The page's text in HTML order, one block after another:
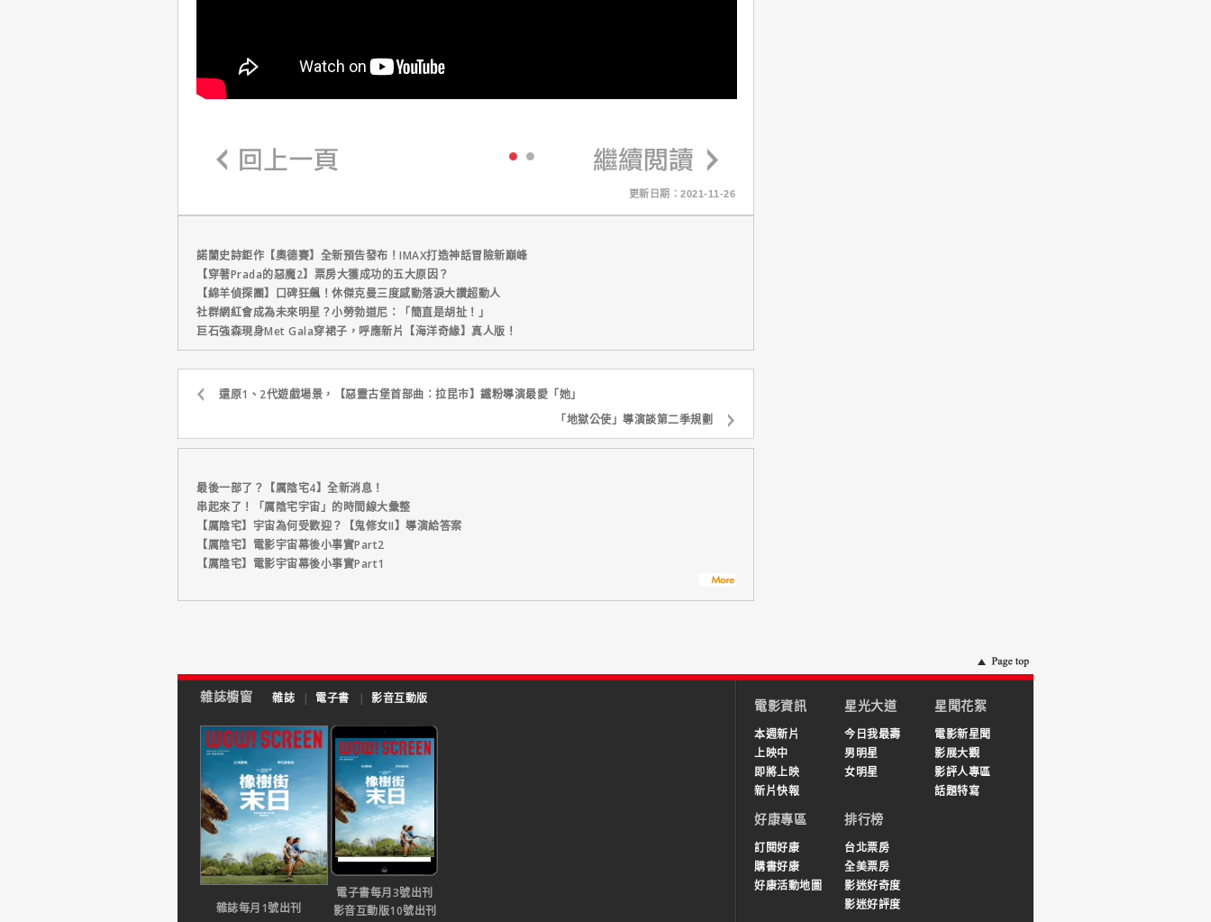
更新日期：2021-11-26
諾蘭史詩鉅作【奧德賽】全新預告發布！IMAX打造神話冒險新巔峰
【穿著Prada的惡魔2】票房大獲成功的五大原因？
【綿羊偵探團】口碑狂飆！休傑克曼三度感動落淚大讚超動人
社群網紅會成為未來明星？小勞勃道尼：「簡直是胡扯！」
巨石強森現身Met Gala穿裙子，呼應新片【海洋奇緣】真人版！
還原1、2代遊戲場景，【惡靈古堡首部曲：拉昆市】鐵粉導演最愛「她」
「地獄公使」導演談第二季規劃
最後一部了？【厲陰宅4】全新消息！
串起來了！「厲陰宅宇宙」的時間線大彙整
【厲陰宅】宇宙為何受歡迎？【鬼修女II】導演給答案
【厲陰宅】電影宇宙幕後小事實Part2
【厲陰宅】電影宇宙幕後小事實Part1
雜誌櫥窗 雜誌 | 電子書 | 影音互動版
雜誌每月1號出刊
電子書每月3號出刊
影音互動版10號出刊
電影資訊
本週新片
上映中
即將上映
新片快報
星光大道
今日我最壽
男明星
女明星
星聞花絮
電影新星聞
影展大觀
影評人專區
話題特寫
好康專區
訂閱好康
購書好康
好康活動地圖
排行榜
台北票房
全美票房
影迷好奇度
影迷好評度